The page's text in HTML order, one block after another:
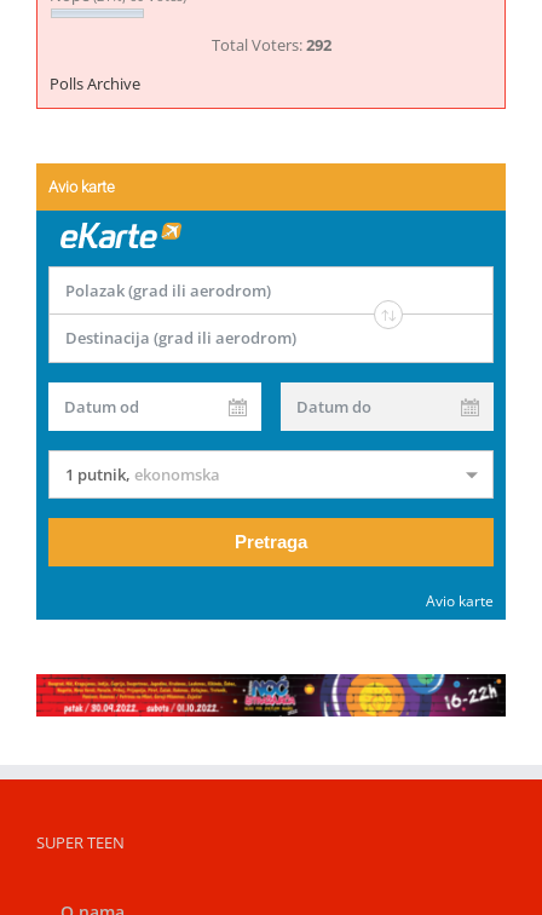
Total Voters:292
Polls Archive
Avio karte
Polazak (grad ili aerodrom)
Destinacija (grad ili aerodrom)
Datum od Datum do
1 putnik, ekonomska
Pretraga
Avio karte
SUPER TEEN